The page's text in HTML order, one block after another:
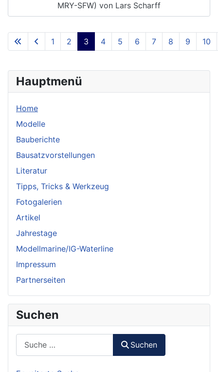
Hauptmenü
Home
Modelle
Bauberichte
Bausatzvorstellungen
Literatur
Tipps, Tricks & Werkzeug
Fotogalerien
Artikel
Jahrestage
Modellmarine/IG-Waterline
Impressum
Partnerseiten
Suchen
Suchen
MRY-SFW) von Lars Scharff
Seite 3 von 23
1 2 3 4 5 6 7 8 9 10